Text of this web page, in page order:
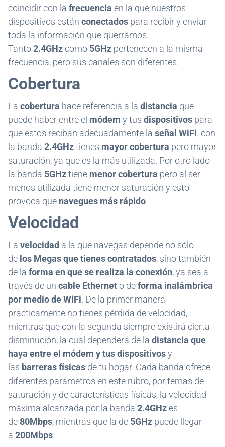
coincidir con la frecuencia en la que nuestros
dispositivos están conectados para recibir y enviar
toda la información que querramos.
Tanto2.4GHzcomo 5GHz pertenecen a la misma
frecuencia, pero sus canales son diferentes.
Cobertura
La cobertura hace referencia a la distancia que
puede haber entre el módem y tus dispositivos para
que estos reciban adecuadamente la señal WiFi. con
la banda 2.4GHztienes mayor cobertura pero mayor
saturación, ya que es la más utilizada. Por otro lado
la banda 5GHztiene menor cobertura pero al ser
menos utilizada tiene menor saturación y esto
provoca que navegues más rápido.
Velocidad
La velocidad a la que navegas depende no sólo
de los Megas que tienes contratados, sino también
de la forma en que se realiza la conexión, ya sea a
través de un cable Etherneto deforma inalámbrica
por medio de WiFi. De la primer manera
prácticamente no tienes pérdida de velocidad,
mientras que con la segunda siempre existirá cierta
disminución, la cual dependerá de la distancia que
haya entre el módem y tus dispositivosy
las barreras físicas de tu hogar. Cada banda ofrece
diferentes parámetros en este rubro, por temas de
saturación y de características físicas, la velocidad
máxima alcanzada por la banda 2.4GHzes
de 80Mbps, mientras que la de 5GHz puede llegar
a 200Mbps.